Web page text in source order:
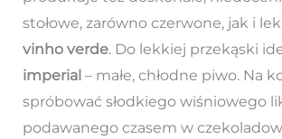
stołowe, zarówno czerwone, jak i
vinho verde. Do lekkiej przekąski
imperial – małe, chłodne piwo. Na
spróbować słodkiego wiśniowego
podawanego czasem w